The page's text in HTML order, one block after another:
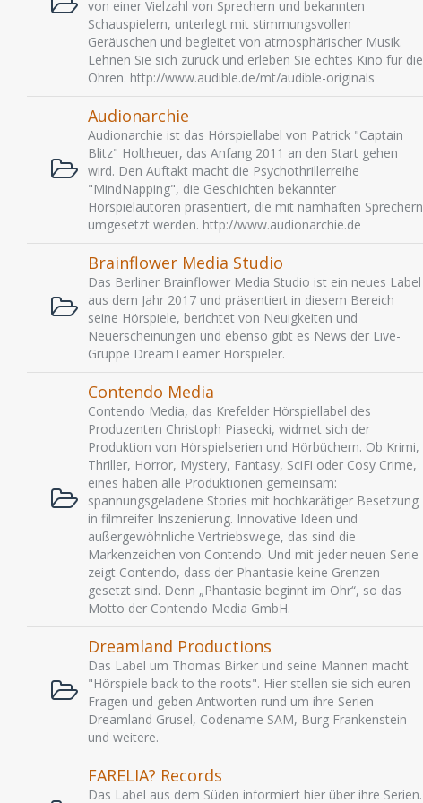
von einer Vielzahl von Sprechern und bekannten
Schauspielern, unterlegt mit stimmungsvollen
Geräuschen und begleitet von atmosphärischer Musik.
Lehnen Sie sich zurück und erleben Sie echtes Kino für die
Ohren. http://www.audible.de/mt/audible-originals
Audionarchie
Audionarchie ist das Hörspiellabel von Patrick "Captain
Blitz" Holtheuer, das Anfang 2011 an den Start gehen
wird. Den Auftakt macht die Psychothrillerreihe
"MindNapping", die Geschichten bekannter
Hörspielautoren präsentiert, die mit namhaften Sprechern
umgesetzt werden. http://www.audionarchie.de
Brainflower Media Studio
Das Berliner Brainflower Media Studio ist ein neues Label
aus dem Jahr 2017 und präsentiert in diesem Bereich
seine Hörspiele, berichtet von Neuigkeiten und
Neuerscheinungen und ebenso gibt es News der Live-
Gruppe DreamTeamer Hörspieler.
Contendo Media
Contendo Media, das Krefelder Hörspiellabel des
Produzenten Christoph Piasecki, widmet sich der
Produktion von Hörspielserien und Hörbüchern. Ob Krimi,
Thriller, Horror, Mystery, Fantasy, SciFi oder Cosy Crime,
eines haben alle Produktionen gemeinsam:
spannungsgeladene Stories mit hochkarätiger Besetzung
in filmreifer Inszenierung. Innovative Ideen und
außergewöhnliche Vertriebswege, das sind die
Markenzeichen von Contendo. Und mit jeder neuen Serie
zeigt Contendo, dass der Phantasie keine Grenzen
gesetzt sind. Denn „Phantasie beginnt im Ohr“, so das
Motto der Contendo Media GmbH.
Dreamland Productions
Das Label um Thomas Birker und seine Mannen macht
"Hörspiele back to the roots". Hier stellen sie sich euren
Fragen und geben Antworten rund um ihre Serien
Dreamland Grusel, Codename SAM, Burg Frankenstein
und weitere.
FARELIA? Records
Das Label aus dem Süden informiert hier über ihre Serien.